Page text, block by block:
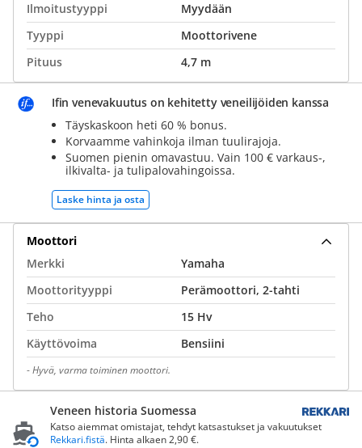
Ilmoitustyyppi
Myydään
Tyyppi
Moottorivene
Pituus
4,7 m
Ifin venevakuutus on kehitetty veneilijöiden kanssa
Täyskaskoon heti 60 % bonus.
Korvaamme vahinkoja ilman tuulirajoja.
Suomen pienin omavastuu. Vain 100 € varkaus-,
ilkivalta- ja tulipalovahingoissa.
Laske hinta ja osta
Moottori
Merkki
Yamaha
Moottorityyppi
Perämoottori, 2-tahti
Teho
15 Hv
Käyttövoima
Bensiini
-Hyvä, varma toiminen moottori.
Veneen historia Suomessa
Katso aiemmat omistajat, tehdyt katsastukset ja vakuutukset
Rekkari.fistä. Hinta alkaen 2,90 €.